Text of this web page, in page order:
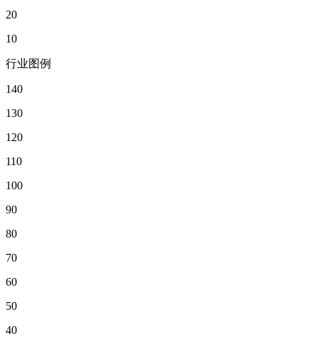
20
10
行业图例
140
130
120
110
100
90
80
70
60
50
40